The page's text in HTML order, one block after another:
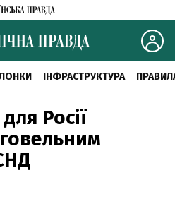
ІНФРАСТРУКТУРА
Росії